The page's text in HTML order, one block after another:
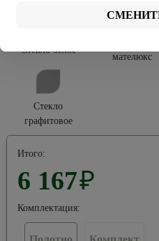
Стекло белое
мателюкс
Стекло
графитовое
Итого:
6 167₽
Комплектация: